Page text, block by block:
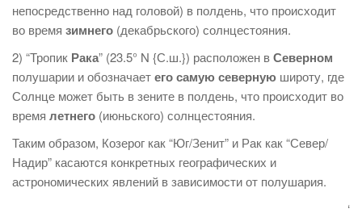
непосредственно над головой) в полдень, что происходит
во время зимнего (декабрьского) солнцестояния.
2) “Тропик Рака” (23.5° N {С.ш.}) расположен вСеверном
полушарии и обозначаетего самую северную широту, где
Солнце может быть в зените в полдень, что происходит во
время летнего (июньского) солнцестояния.
Таким образом, Козерог как “Юг/Зенит” и Рак как “Север/
Надир” касаются конкретных географических и
астрономических явлений в зависимости от полушария.
‘